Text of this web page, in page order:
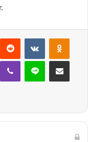
Reddit VKontakte
Viber Line E-Posta ile